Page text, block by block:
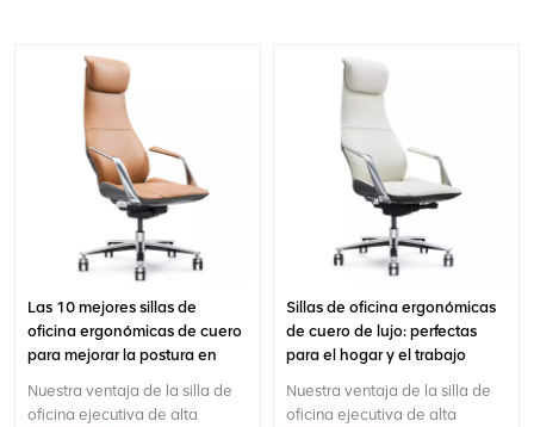
Las 10 mejores sillas de
oficina ergonómicas de cuero
para mejorar la postura en
Nuestra ventaja de la silla de
oficina ejecutiva de alta
Sillas de oficina ergonómicas
de cuero de lujo: perfectas
para el hogar y el trabajo
Nuestra ventaja de la silla de
oficina ejecutiva de alta